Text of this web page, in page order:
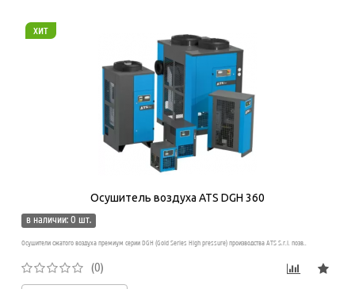
хит
Осушитель воздуха ATS DGH 360
в наличии: 0 шт.
Осушители сжатого воздуха премиум серии DGH (Gold Series High pressure) производства ATS S.r.l. позв..
(0)